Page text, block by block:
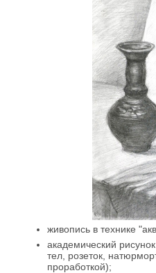
живопись в технике
академический
тел, розеток,
проработкой);